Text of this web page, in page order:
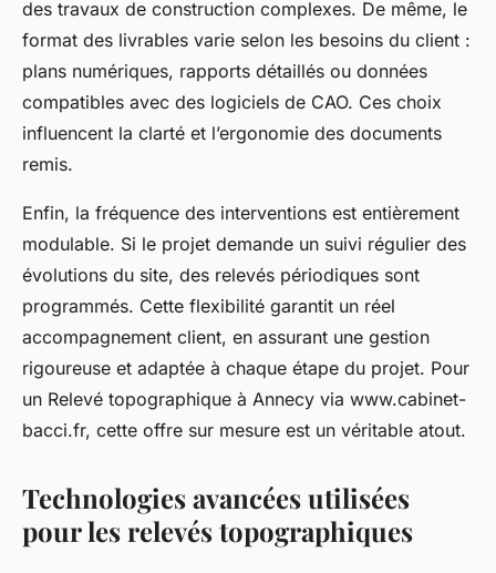
des travaux de construction complexes. De même, le
format des livrables varie selon les besoins du client :
plans numériques, rapports détaillés ou données
compatibles avec des logiciels de CAO. Ces choix
influencent la clarté et l’ergonomie des documents
remis.
Enfin, la fréquence des interventions est entièrement
modulable. Si le projet demande un suivi régulier des
évolutions du site, des relevés périodiques sont
programmés. Cette flexibilité garantit un réel
accompagnement client, en assurant une gestion
rigoureuse et adaptée à chaque étape du projet. Pour
un Relevé topographique à Annecy via www.cabinet-
bacci.fr, cette offre sur mesure est un véritable atout.
Technologies avancées utilisées
pour les relevés topographiques